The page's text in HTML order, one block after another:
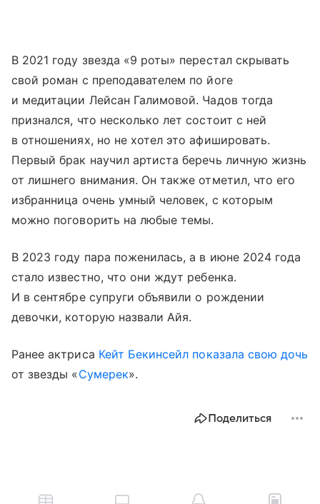
В 2021 году звезда «9 роты» перестал скрывать
свой роман с преподавателем по йоге
и медитации Лейсан Галимовой. Чадов тогда
признался, что несколько лет состоит с ней
в отношениях, но не хотел это афишировать.
Первый брак научил артиста беречь личную жизнь
от лишнего внимания. Он также отметил, что его
избранница очень умный человек, с которым
можно поговорить на любые темы.
В 2023 году пара поженилась, а в июне 2024 года
стало известно, что они ждут ребенка.
И в сентябре супруги объявили о рождении
девочки, которую назвали Айя.
Ранее актриса Кейт Бекинсейл показала свою дочь
от звезды «Сумерек».
Поделиться